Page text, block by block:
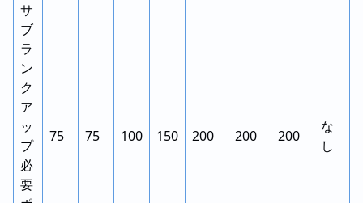
サ
ブ
ラ
ン
ク
ア
ッ
プ
必
要
75 75 100 150 200 200 200
な
し